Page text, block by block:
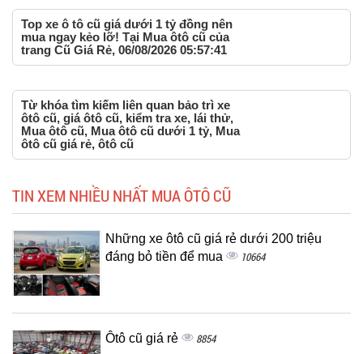
Top xe ô tô cũ giá dưới 1 tỷ đồng nên
mua ngay kẻo lỡ! Tại Mua ôtô cũ của
trang Cũ Giá Rẻ, 06/08/2026 05:57:41
Từ khóa tìm kiếm liên quan bảo trì xe
ôtô cũ, giá ôtô cũ, kiểm tra xe, lái thử,
Mua ôtô cũ, Mua ôtô cũ dưới 1 tỷ, Mua
ôtô cũ giá rẻ, ôtô cũ
TIN XEM NHIỀU NHẤT MUA ÔTÔ CŨ
Những xe ôtô cũ giá rẻ dưới 200 triệu
đáng bỏ tiền để mua
10664
Ôtô cũ giá rẻ 8854